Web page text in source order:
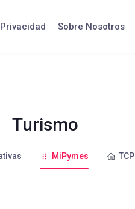
Sobre Nosotros
Turismo
MiPymes TCP